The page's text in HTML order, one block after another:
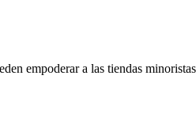
empoderar a las tiendas